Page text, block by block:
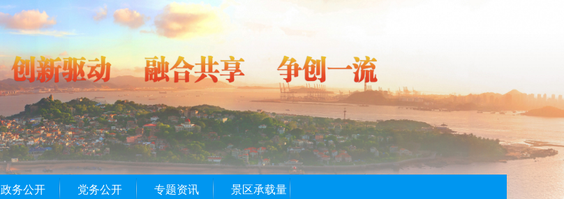
政务公开 党务公开 专题资讯 景区承载量